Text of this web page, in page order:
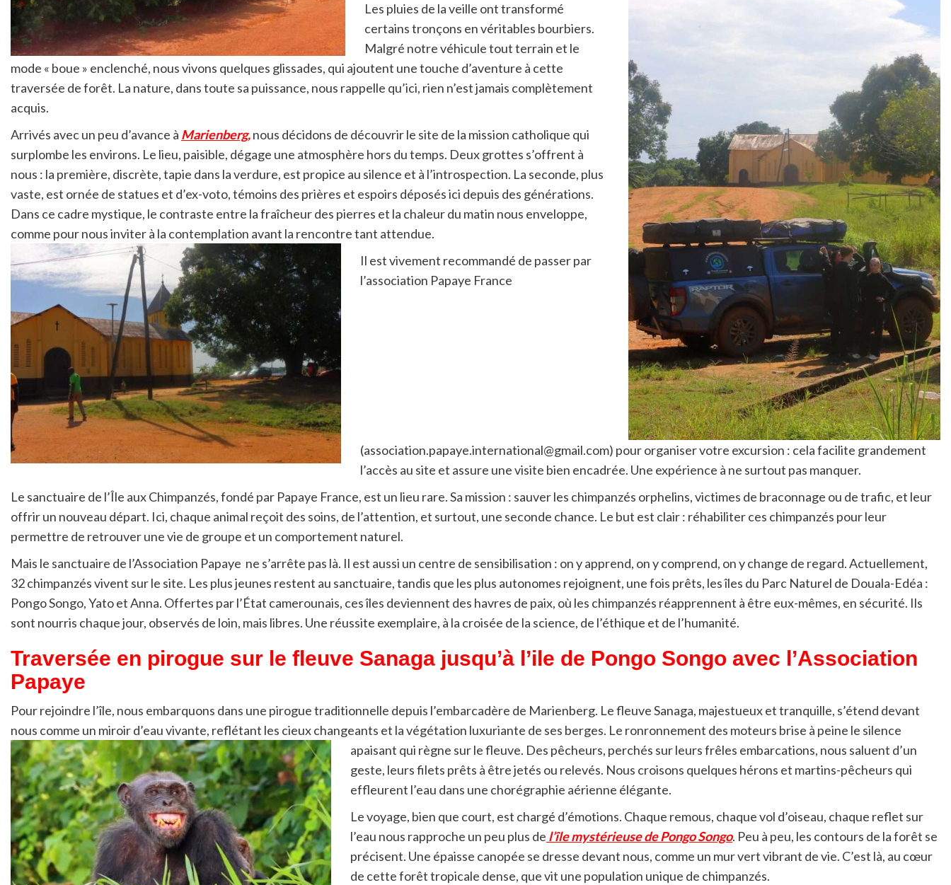
Les pluies de la veille ont transformé
certains tronçons en véritables bourbiers.
Malgré notre véhicule tout terrain et le
mode « boue » enclenché, nous vivons quelques glissades, qui ajoutent une touche d’aventure à cette
traversée de forêt. La nature, dans toute sa puissance, nous rappelle qu’ici, rien n’est jamais complètement
acquis.
Arrivés avec un peu d’avance à Marienberg,nous décidons de découvrir le site de la mission catholique qui
surplombe les environs. Le lieu, paisible, dégage une atmosphère hors du temps. Deux grottes s’offrent à
nous : la première, discrète, tapie dans la verdure, est propice au silence et à l’introspection. La seconde, plus
vaste, est ornée de statues et d’ex-voto, témoins des prières et espoirs déposés ici depuis des générations.
Dans ce cadre mystique, le contraste entre la fraîcheur des pierres et la chaleur du matin nous enveloppe,
comme pour nous inviter à la contemplation avant la rencontre tant attendue.
Il est vivement recommandé de passer par
l’association Papaye France
(association.papaye.international@gmail.com) pour organiser votre excursion : cela facilite grandement
l’accès au site et assure une visite bien encadrée. Une expérience à ne surtout pas manquer.
Le sanctuaire de l’Île aux Chimpanzés, fondé par Papaye France, est un lieu rare. Sa mission : sauver les chimpanzés orphelins, victimes de braconnage ou de trafic, et leur
offrir un nouveau départ. Ici, chaque animal reçoit des soins, de l’attention, et surtout, une seconde chance. Le but est clair : réhabiliter ces chimpanzés pour leur
permettre de retrouver une vie de groupe et un comportement naturel.
Mais le sanctuaire de l’Association Papaye ne s’arrête pas là. Il est aussi un centre de sensibilisation : on y apprend, on y comprend, on y change de regard. Actuellement,
32 chimpanzés vivent sur le site. Les plus jeunes restent au sanctuaire, tandis que les plus autonomes rejoignent, une fois prêts, les îles du Parc Naturel de Douala-Edéa :
Pongo Songo, Yato et Anna. Offertes par l’État camerounais, ces îles deviennent des havres de paix, où les chimpanzés réapprennent à être eux-mêmes, en sécurité. Ils
sont nourris chaque jour, observés de loin, mais libres. Une réussite exemplaire, à la croisée de la science, de l’éthique et de l’humanité.
Traversée en pirogue sur le fleuve Sanaga jusqu’à l’ile de Pongo Songo avec l’Association
Papaye
Pour rejoindre l’île, nous embarquons dans une pirogue traditionnelle depuis l’embarcadère de Marienberg. Le fleuve Sanaga, majestueux et tranquille, s’étend devant
nous comme un miroir d’eau vivante, reflétant les cieux changeants et la végétation luxuriante de ses berges. Le ronronnement des moteurs brise à peine le silence
apaisant qui règne sur le fleuve. Des pêcheurs, perchés sur leurs frêles embarcations, nous saluent d’un
geste, leurs filets prêts à être jetés ou relevés. Nous croisons quelques hérons et martins-pêcheurs qui
effleurent l’eau dans une chorégraphie aérienne élégante.
Le voyage, bien que court, est chargé d’émotions. Chaque remous, chaque vol d’oiseau, chaque reflet sur
l’eau nous rapproche un peu plus de l’île mystérieuse de Pongo Songo. Peu à peu, les contours de la forêt se
précisent. Une épaisse canopée se dresse devant nous, comme un mur vert vibrant de vie. C’est là, au cœur
de cette forêt tropicale dense, que vit une population unique de chimpanzés.